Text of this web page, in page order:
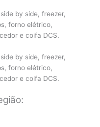
by side, freezer,
forno elétrico,
e coifa DCS.
by side, freezer,
forno elétrico,
e coifa DCS.